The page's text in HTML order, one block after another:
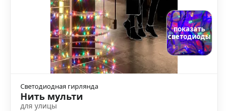
показать
светодиоды
Светодиодная гирлянда
Нить мульти
для улицы